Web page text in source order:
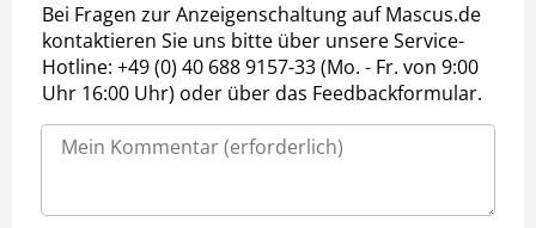
Bei Fragen zur Anzeigenschaltung auf Mascus.de
kontaktieren Sie uns bitte über unsere Service-
Hotline: +49 (0) 40 688 9157-33 (Mo. - Fr. von 9:00
Uhr 16:00 Uhr) oder über das Feedbackformular.